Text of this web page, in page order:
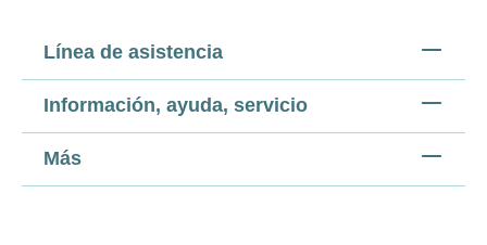
Línea de asistencia
Información, ayuda, servicio
Más